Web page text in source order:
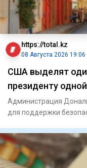
https://total.kz
08 Августа 2026 19:06
США выделят
президенту
Администрация
для поддержки